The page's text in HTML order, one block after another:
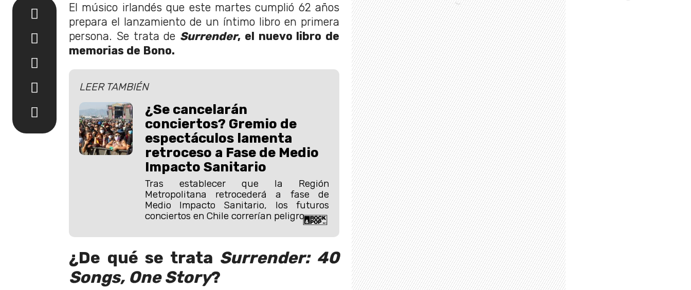
El músico irlandés que este martes cumplió 62 años
prepara el lanzamiento de un íntimo libro en primera
persona. Se trata de Surrender, el nuevo libro de
memorias de Bono.
LEER TAMBIÉN
¿Se cancelarán
conciertos? Gremio de
espectáculos lamenta
retroceso a Fase de Medio
Impacto Sanitario
Tras establecer que la Región
Metropolitana retrocederá a fase de
Medio Impacto Sanitario, los futuros
conciertos en Chile correrían peligro.
¿De qué se trata Surrender: 40
Songs, One Story?